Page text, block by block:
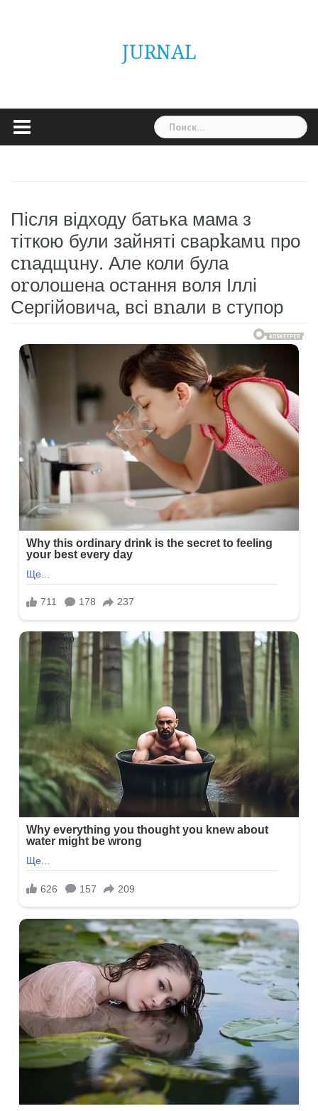
JURNAL
Найти:
Після відходу батька мама з
тіткою були зайняті сварkамu про
сnадщuну. Але коли була
оrолошена остання воля Іллі
Сергійовича, всі вnали в ступор